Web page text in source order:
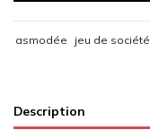
asmodée jeu de société
Description